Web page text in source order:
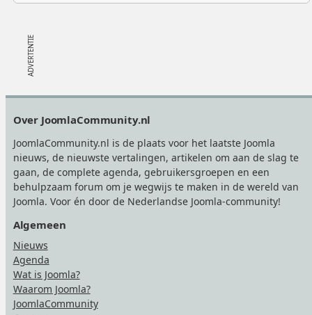
Over JoomlaCommunity.nl
JoomlaCommunity.nl is de plaats voor het laatste Joomla
nieuws, de nieuwste vertalingen, artikelen om aan de slag te
gaan, de complete agenda, gebruikersgroepen en een
behulpzaam forum om je wegwijs te maken in de wereld van
Joomla. Voor én door de Nederlandse Joomla-community!
Algemeen
Nieuws
Agenda
Wat is Joomla?
Waarom Joomla?
JoomlaCommunity